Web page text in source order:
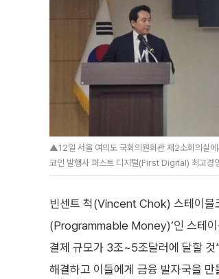
▲12일 서울 여의도 국회의원회관 제2소회의실
코인 발행사 퍼스트 디지털(First Digital) 최고
빈센트 척(Vincent Chok) 스테이블
(Programmable Money)’인 스테이
결제 규모가 3조~5조달러에 달할
해결하고 이들에게 금융 발자국을